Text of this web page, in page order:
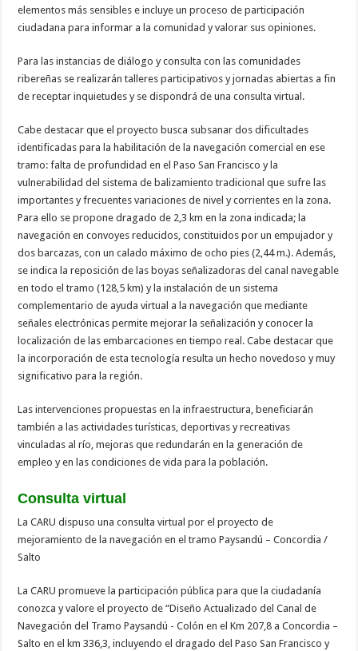
elementos más sensibles e incluye un proceso de participación
ciudadana para informar a la comunidad y valorar sus opiniones.
Para las instancias de diálogo y consulta con las comunidades
ribereñas se realizarán talleres participativos y jornadas abiertas a fin
de receptar inquietudes y se dispondrá de una consulta virtual.
Cabe destacar que el proyecto busca subsanar dos dificultades
identificadas para la habilitación de la navegación comercial en ese
tramo: falta de profundidad en el Paso San Francisco y la
vulnerabilidad del sistema de balizamiento tradicional que sufre las
importantes y frecuentes variaciones de nivel y corrientes en la zona.
Para ello se propone dragado de 2,3 km en la zona indicada; la
navegación en convoyes reducidos, constituidos por un empujador y
dos barcazas, con un calado máximo de ocho pies (2,44 m.). Además,
se indica la reposición de las boyas señalizadoras del canal navegable
en todo el tramo (128,5 km) y la instalación de un sistema
complementario de ayuda virtual a la navegación que mediante
señales electrónicas permite mejorar la señalización y conocer la
localización de las embarcaciones en tiempo real. Cabe destacar que
la incorporación de esta tecnología resulta un hecho novedoso y muy
significativo para la región.
Las intervenciones propuestas en la infraestructura, beneficiarán
también a las actividades turísticas, deportivas y recreativas
vinculadas al río, mejoras que redundarán en la generación de
empleo y en las condiciones de vida para la población.
Consulta virtual
La CARU dispuso una consulta virtual por el proyecto de
mejoramiento de la navegación en el tramo Paysandú – Concordia /
Salto
La CARU promueve la participación pública para que la ciudadanía
conozca y valore el proyecto de “Diseño Actualizado del Canal de
Navegación del Tramo Paysandú - Colón en el Km 207,8 a Concordia –
Salto en el km 336,3, incluyendo el dragado del Paso San Francisco y